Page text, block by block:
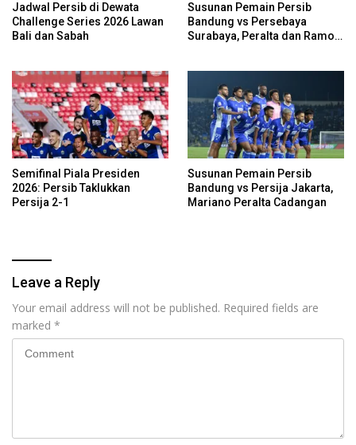
Jadwal Persib di Dewata
Challenge Series 2026 Lawan
Bali dan Sabah
Susunan Pemain Persib
Bandung vs Persebaya
Surabaya, Peralta dan Ramon
Semifinal Piala Presiden
2026: Persib Taklukkan
Persija 2-1
Susunan Pemain Persib
Bandung vs Persija Jakarta,
Mariano Peralta Cadangan
Leave a Reply
Your email address will not be published. Required fields are
marked *